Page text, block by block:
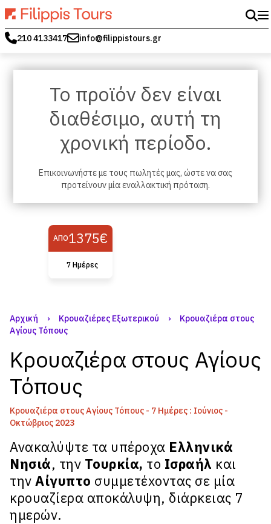
210 4133417 info@filippistours.gr
Το προϊόν δεν είναι
διαθέσιμο, αυτή τη
χρονική περίοδο.
Επικοινωνήστε με τους πωλητές μας, ώστε να σας
προτείνουν μία εναλλακτική πρόταση.
ΑΠΌ1375€
7 Ημέρες
Αρχική › Κρουαζιέρες Εξωτερικού ›
Κρουαζιέρα στους
Αγίους Τόπους
Κρουαζιέρα στους Αγίους
Τόπους
Κρουαζιέρα στους Αγίους Τόπους - 7 Ημέρες : Ιούνιος -
Οκτώβριος 2023
Ανακαλύψτε τα υπέροχα Ελληνικά
Νησιά, την Τουρκία, το Ισραήλ και
την Αίγυπτο συμμετέxοντας σε μία
κρουαζίερα αποκάλυψη, διάρκειας 7
ημερών.